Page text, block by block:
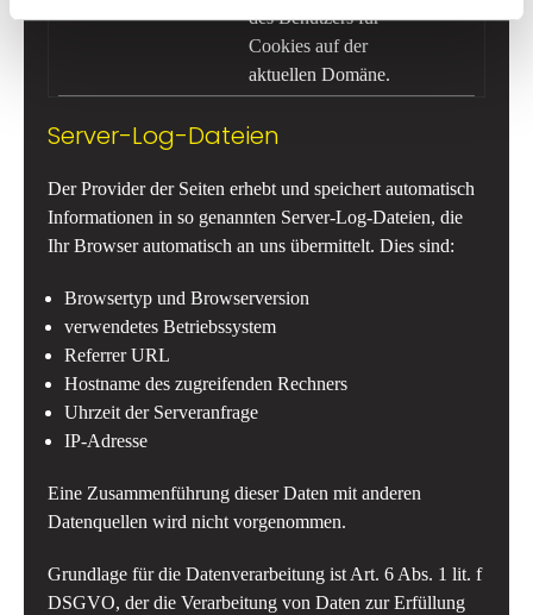
des Benutzers für
Cookies auf der
aktuellen Domäne.
Server-Log-Dateien
Der Provider der Seiten erhebt und speichert automatisch
Informationen in so genannten Server-Log-Dateien, die
Ihr Browser automatisch an uns übermittelt. Dies sind:
Browsertyp und Browserversion
verwendetes Betriebssystem
Referrer URL
Hostname des zugreifenden Rechners
Uhrzeit der Serveranfrage
IP-Adresse
Eine Zusammenführung dieser Daten mit anderen
Datenquellen wird nicht vorgenommen.
Grundlage für die Datenverarbeitung ist Art. 6 Abs. 1 lit. f
DSGVO, der die Verarbeitung von Daten zur Erfüllung